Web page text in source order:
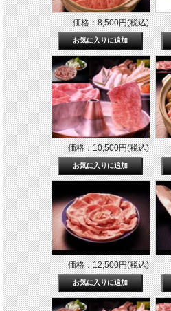
価格：8,500円(税込)
価格：10,500円(税込)
価格：12,500円(税込)